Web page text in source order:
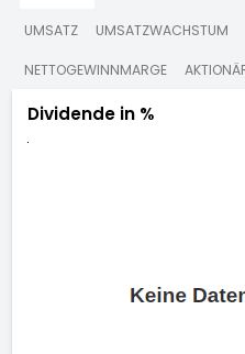
UMSATZ UMSATZWACHSTUM
NETTOGEWINNMARGE
Dividende in %